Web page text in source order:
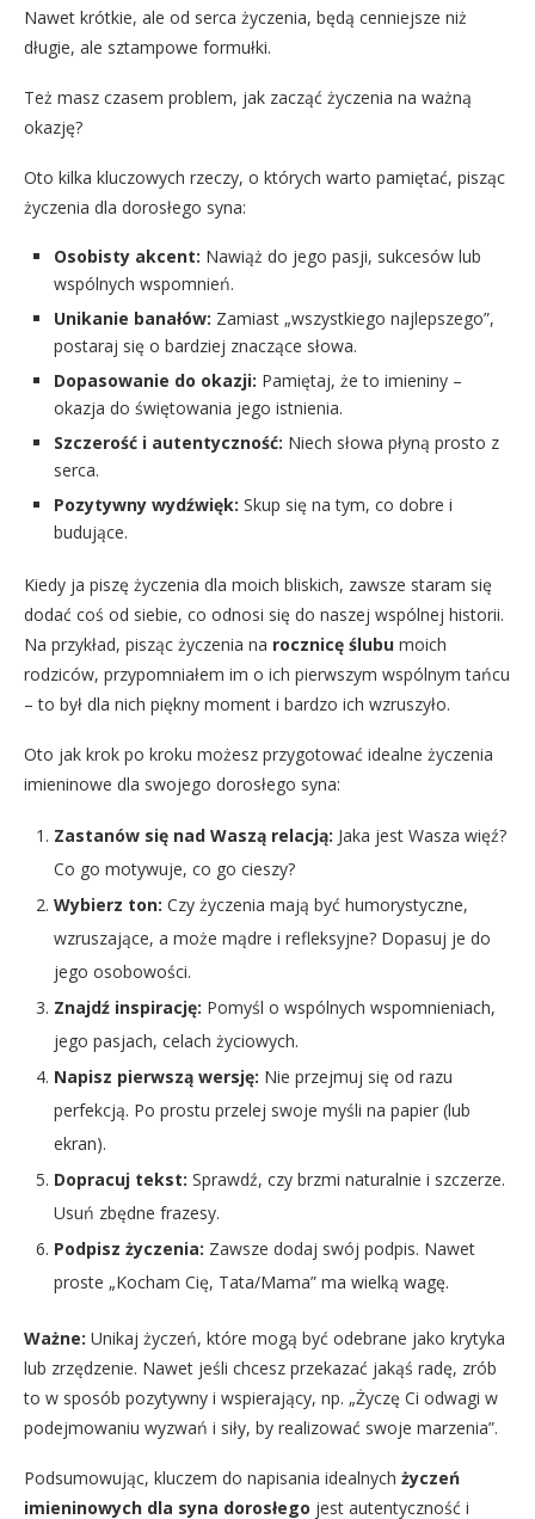
Nawet krótkie, ale od serca życzenia, będą cenniejsze niż
długie, ale sztampowe formułki.
Też masz czasem problem, jak zacząć życzenia na ważną
okazję?
Oto kilka kluczowych rzeczy, o których warto pamiętać, pisząc
życzenia dla dorosłego syna:
Osobisty akcent: Nawiąż do jego pasji, sukcesów lub
wspólnych wspomnień.
Unikanie banałów: Zamiast „wszystkiego najlepszego”,
postaraj się o bardziej znaczące słowa.
Dopasowanie do okazji: Pamiętaj, że to imieniny –
okazja do świętowania jego istnienia.
Szczerość i autentyczność: Niech słowa płyną prosto z
serca.
Pozytywny wydźwięk: Skup się na tym, co dobre i
budujące.
Kiedy ja piszę życzenia dla moich bliskich, zawsze staram się
dodać coś od siebie, co odnosi się do naszej wspólnej historii.
Na przykład, pisząc życzenia na rocznicę ślubu moich
rodziców, przypomniałem im o ich pierwszym wspólnym tańcu
– to był dla nich piękny moment i bardzo ich wzruszyło.
Oto jak krok po kroku możesz przygotować idealne życzenia
imieninowe dla swojego dorosłego syna:
Zastanów się nad Waszą relacją: Jaka jest Wasza więź?
Co go motywuje, co go cieszy?
Wybierz ton: Czy życzenia mają być humorystyczne,
wzruszające, a może mądre i refleksyjne? Dopasuj je do
jego osobowości.
Znajdź inspirację: Pomyśl o wspólnych wspomnieniach,
jego pasjach, celach życiowych.
Napisz pierwszą wersję: Nie przejmuj się od razu
perfekcją. Po prostu przelej swoje myśli na papier (lub
ekran).
Dopracuj tekst: Sprawdź, czy brzmi naturalnie i szczerze.
Usuń zbędne frazesy.
Podpisz życzenia: Zawsze dodaj swój podpis. Nawet
proste „Kocham Cię, Tata/Mama” ma wielką wagę.
Ważne: Unikaj życzeń, które mogą być odebrane jako krytyka
lub zrzędzenie. Nawet jeśli chcesz przekazać jakąś radę, zrób
to w sposób pozytywny i wspierający, np. „Życzę Ci odwagi w
podejmowaniu wyzwań i siły, by realizować swoje marzenia”.
Podsumowując, kluczem do napisania idealnych życzeń
imieninowych dla syna dorosłego jest autentyczność i